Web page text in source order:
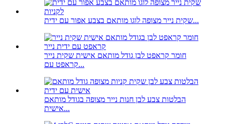
שקית נייר מצופה לוגו מותאם בצבע אפור עם ידית...
חומר קראפט לבן גודל מותאם אישית שקית נייר
קראפט עם...
הבלטות צבע לבן חנות נייר מצופה בגודל מותאם
אישית...